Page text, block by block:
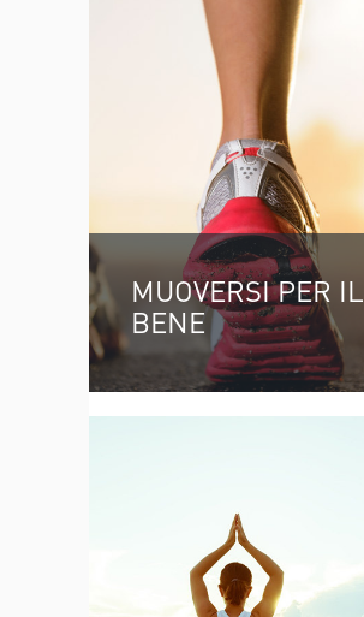
MUOVERSI PER IL
BENE